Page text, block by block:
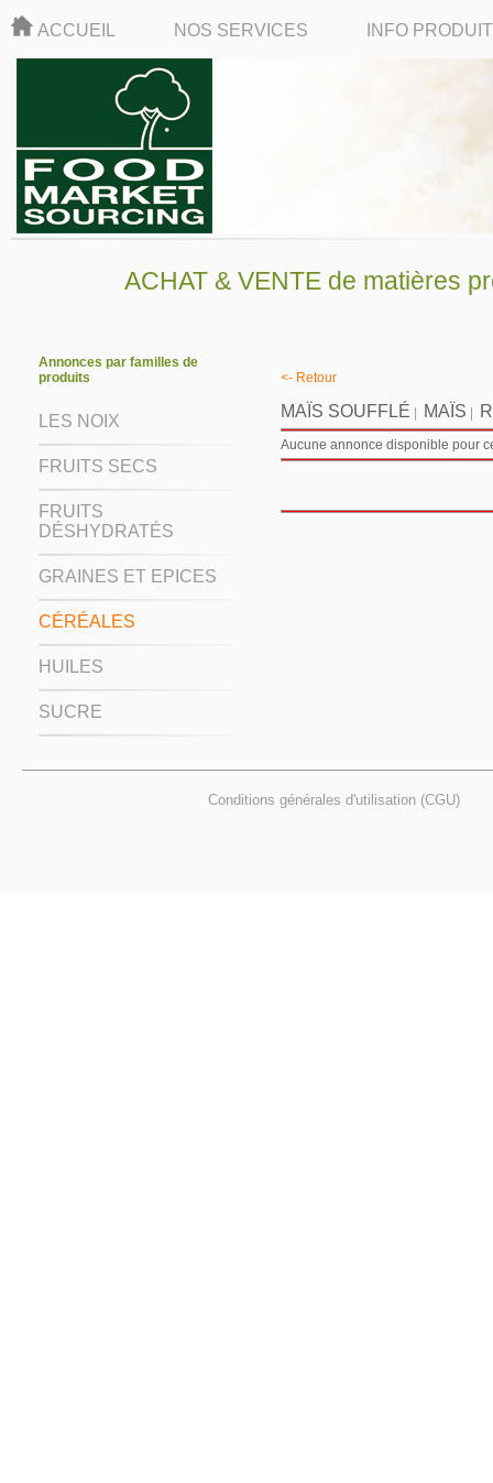
ACCUEIL NOS SERVICES INFO
ACHAT & VENTE de matières
Annonces par familles de
produits
LES NOIX
FRUITS SECS
FRUITS
DÉSHYDRATÉS
GRAINES ET EPICES
CÉRÉALES
HUILES
SUCRE
<- Retour
MAÏS SOUFFLÉ MAÏS
Aucune annonce disponible pour
Conditions générales d'utilisation (CGU)